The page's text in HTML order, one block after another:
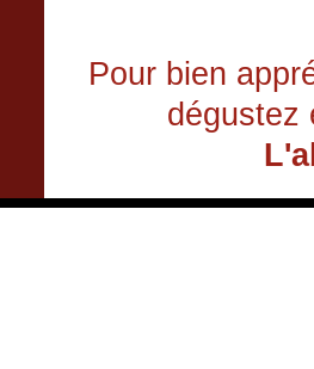
Pour bien
dégustez